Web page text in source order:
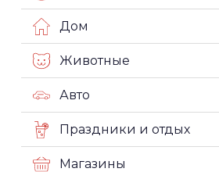
Дом
Животные
Авто
Праздники и отдых
Магазины